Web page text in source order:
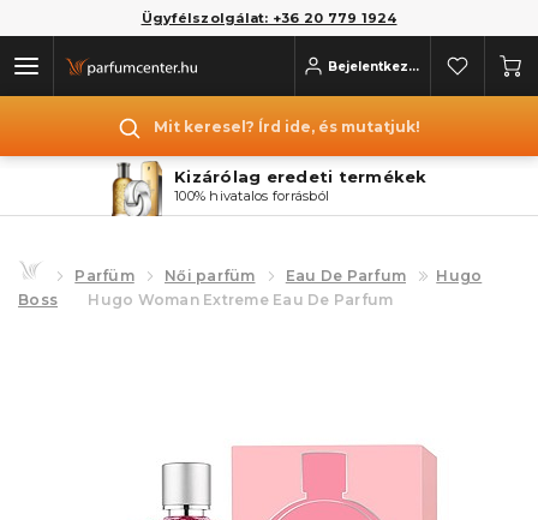
Ügyfélszolgálat: +36 20 779 1924
Bejelentkezés
Mit keresel? Írd ide, és mutatjuk!
Kizárólag eredeti termékek
100% hivatalos forrásból
Parfüm Női parfüm Eau De Parfum
Hugo
Boss
Hugo Woman Extreme Eau De Parfum